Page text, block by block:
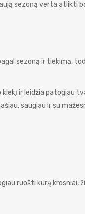
sezoną verta atlikti
sezoną ir tiekimą,
kiekį ir leidžia patogiau
saugiau ir su
ruošti kurą krosniai,